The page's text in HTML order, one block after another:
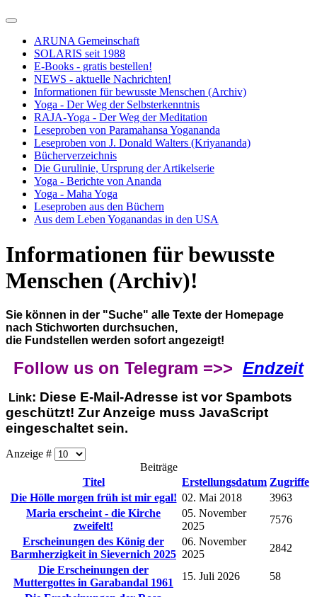
ARUNA Gemeinschaft
SOLARIS seit 1988
E-Books - gratis bestellen!
NEWS - aktuelle Nachrichten!
Informationen für bewusste Menschen (Archiv)
Yoga - Der Weg der Selbsterkenntnis
RAJA-Yoga - Der Weg der Meditation
Leseproben von Paramahansa Yogananda
Leseproben von J. Donald Walters (Kriyananda)
Bücherverzeichnis
Die Gurulinie, Ursprung der Artikelserie
Yoga - Berichte von Ananda
Yoga - Maha Yoga
Leseproben aus den Büchern
Aus dem Leben Yoganandas in den USA
Informationen für bewusste
Menschen (Archiv)!
Sie können in der "Suche" alle Texte der Homepage
nach Stichworten durchsuchen,
die Fundstellen werden sofort angezeigt!
Follow us on Telegram =>> Endzeit
Link: Diese E-Mail-Adresse ist vor Spambots
geschützt! Zur Anzeige muss JavaScript
eingeschaltet sein.
Anzeige #
Beiträge
Titel
Erstellungsdatum Zugriffe
Die Hölle morgen früh ist mir egal! 02. Mai 2018
3963
Maria erscheint - die Kirche
zweifelt!
05. November
2025
7576
Erscheinungen des König der
Barmherzigkeit in Sievernich 2025
06. November
2025
2842
Die Erscheinungen der
Muttergottes in Garabandal 1961
15. Juli 2026
58